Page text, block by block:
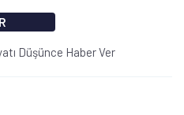
Düşünce Haber Ver